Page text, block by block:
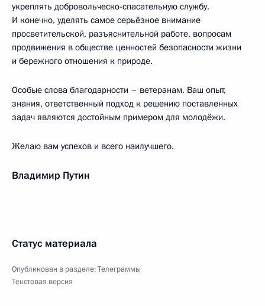
укреплять добровольческо-спасательную службу.
И конечно, уделять самое серьёзное внимание
просветительской, разъяснительной работе, вопросам
продвижения в обществе ценностей безопасности жизни
и бережного отношения к природе.
Особые слова благодарности – ветеранам. Ваш опыт,
знания, ответственный подход к решению поставленных
задач являются достойным примером для молодёжи.
Желаю вам успехов и всего наилучшего.
Владимир Путин
Статус материала
Опубликован в разделе:Телеграммы
Текстовая версия